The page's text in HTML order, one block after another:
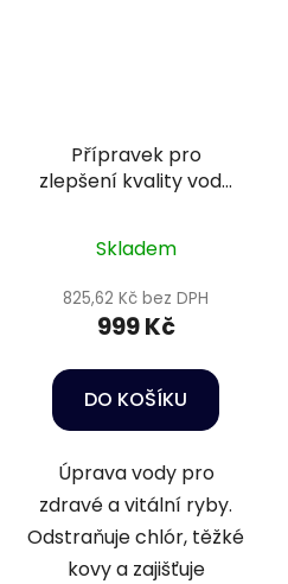
Přípravek pro
zlepšení kvality vody
Skladem
825,62 Kč bez DPH
999 Kč
DO KOŠÍKU
Úprava vody pro
zdravé a vitální ryby.
Odstraňuje chlór, těžké
kovy a zajišťuje